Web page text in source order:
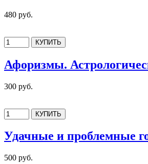
480 руб.
Афоризмы.
300 руб.
Удачные и проблемные
500 руб.